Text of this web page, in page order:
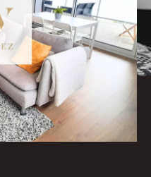
3